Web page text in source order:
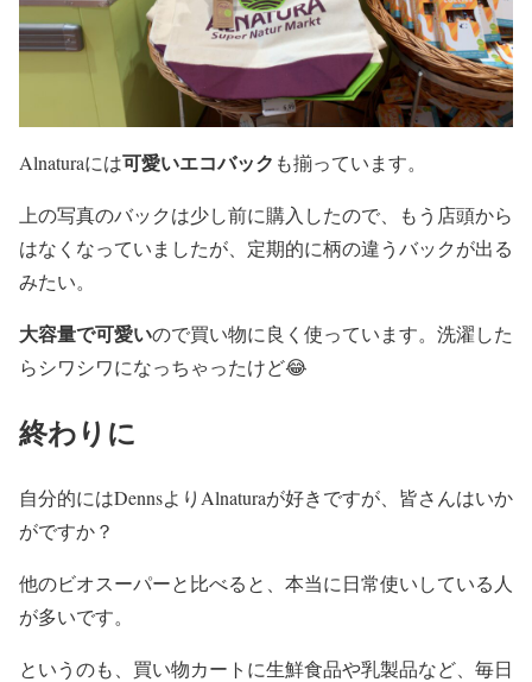
Alnaturaには可愛いエコバック も揃っています。
上の写真のバックは少し前に購入したので、もう店頭から
はなくなっていましたが、定期的に柄の違うバックが出る
みたい。
大容量で可愛いので買い物に良く使っています。洗濯した
らシワシワになっちゃったけど😂
終わりに
自分的にはDennsよりAlnaturaが好きですが、皆さんはいか
がですか？
他のビオスーパーと比べると、本当に日常使いしている人
が多いです。
というのも、買い物カートに生鮮食品や乳製品など、毎日